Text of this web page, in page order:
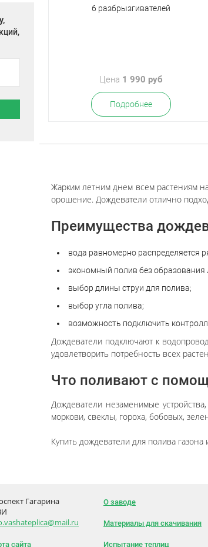
6 разбрызгивателей
Цена 1 990 руб
Подробнее
Жарким летним днем всем растениям
орошение. Дождеватели отлично
Преимущества
вода равномерно распределяется
экономный полив без образования
выбор длины струи для полива;
выбор угла полива;
возможность подключить
Дождеватели подключают к
удовлетворить потребность всех
Что поливают с
Дождеватели незаменимые
моркови, свеклы, гороха, бобовых,
Купить дождеватели для полива
Гагарина
сайта
О заводе
Материалы для скачивания
Испытание теплиц